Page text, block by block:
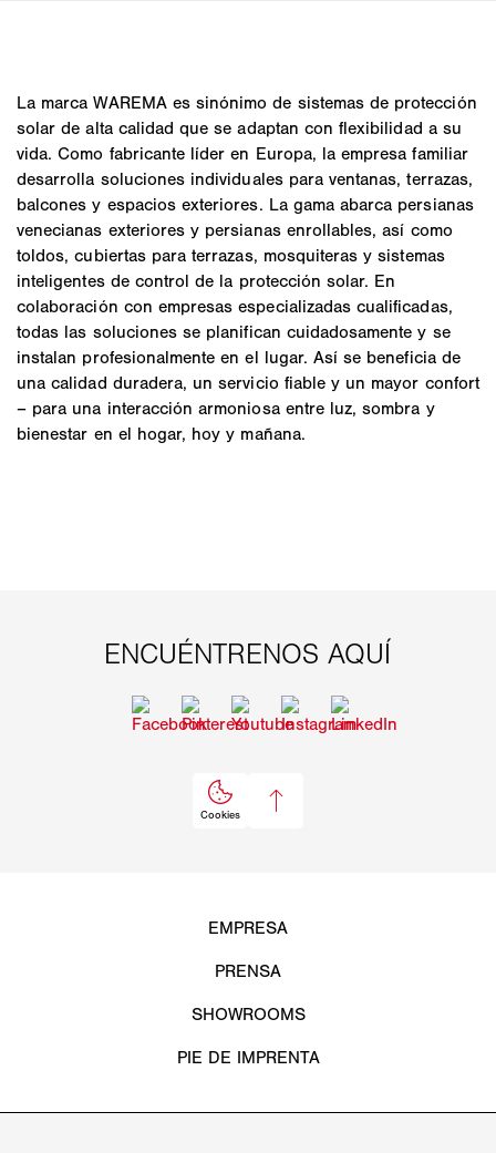
La marca WAREMA es sinónimo de sistemas de protección
solar de alta calidad que se adaptan con flexibilidad a su
vida. Como fabricante líder en Europa, la empresa familiar
desarrolla soluciones individuales para ventanas, terrazas,
balcones y espacios exteriores. La gama abarca persianas
venecianas exteriores y persianas enrollables, así como
toldos, cubiertas para terrazas, mosquiteras y sistemas
inteligentes de control de la protección solar. En
colaboración con empresas especializadas cualificadas,
todas las soluciones se planifican cuidadosamente y se
instalan profesionalmente en el lugar. Así se beneficia de
una calidad duradera, un servicio fiable y un mayor confort
– para una interacción armoniosa entre luz, sombra y
bienestar en el hogar, hoy y mañana.